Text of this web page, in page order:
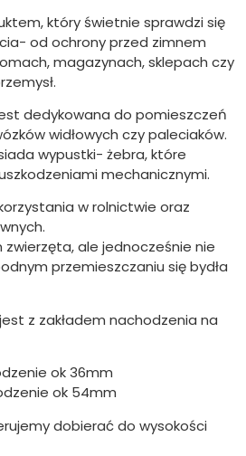
który świetnie sprawdzi się
od ochrony przed zimnem
magazynach, sklepach czy
dedykowana do pomieszczeń
widłowych czy paleciaków.
wypustki- żebra, które
mechanicznymi.
w rolnictwie oraz
ale jednocześnie nie
przemieszczaniu się bydła
z zakładem nachodzenia na
ok 36mm
ok 54mm
dobierać do wysokości